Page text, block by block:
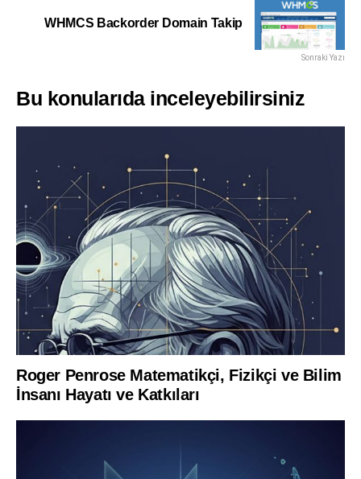
WHMCS Backorder Domain Takip
Sonraki Yazı
Bu konularıda inceleyebilirsiniz
Roger Penrose Matematikçi, Fizikçi ve Bilim
İnsanı Hayatı ve Katkıları